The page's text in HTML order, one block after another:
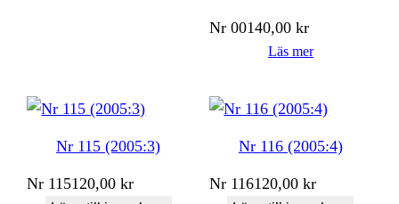
Nr 00140,00kr
Läs mer
Nr 115 (2005:3)
Nr 115120,00kr
Nr 116 (2005:4)
Nr 116120,00kr